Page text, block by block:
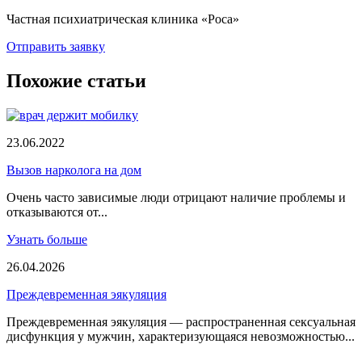
Частная психиатрическая клиника «Роса»
Отправить заявку
Похожие статьи
23.06.2022
Вызов нарколога на дом
Очень часто зависимые люди отрицают наличие проблемы и
отказываются от...
Узнать больше
26.04.2026
Преждевременная эякуляция
Преждевременная эякуляция — распространенная сексуальная
дисфункция у мужчин, характеризующаяся невозможностью...